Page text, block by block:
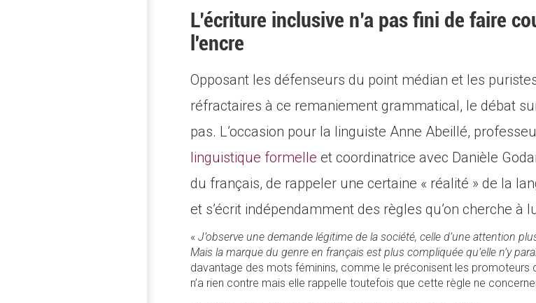
L’écriture inclusive n’a pas fini de faire
l'encre
Opposant les défenseurs du point médian et les
réfractaires à ce remaniement grammatical, le débat
pas. L’occasion pour la linguiste Anne Abeillé,
linguistique formelle et coordinatrice avec Danièle
du français, de rappeler une certaine « réalité » de la
et s’écrit indépendamment des règles qu’on cherche à
«J’observe une demande légitime de la société, celle d’une attention
Mais la marque du genre en français est plus compliquée qu’elle n’y
davantage des mots féminins, comme le préconisent les promoteurs
n’a rien contre mais elle rappelle toutefois que cette règle ne